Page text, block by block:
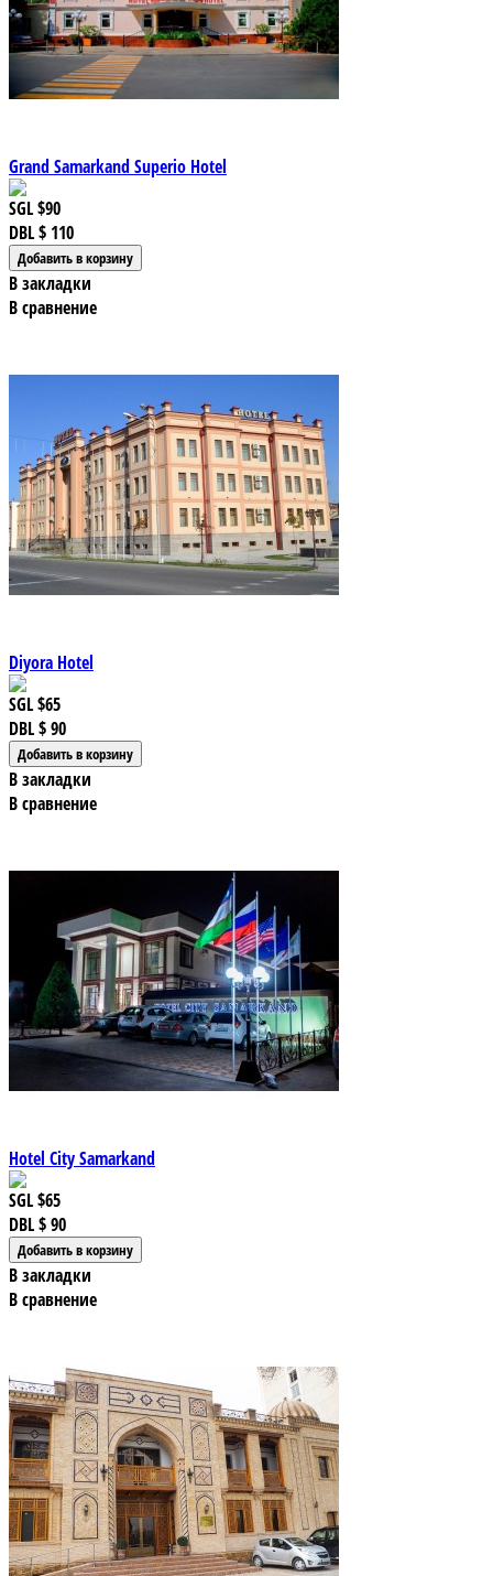
Grand Samarkand Superio Hotel
SGL$90
DBL$ 110
В закладки
В сравнение
Diyora Hotel
SGL$65
DBL$ 90
В закладки
В сравнение
Hotel City Samarkand
SGL$65
DBL$ 90
В закладки
В сравнение